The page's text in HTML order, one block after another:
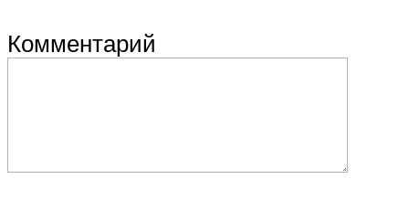
Комментарий